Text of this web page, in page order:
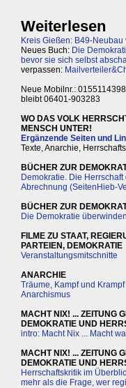
Weiterlesen
Kreis Gießen: B49-Neubau
Neues Buch: Die
bevor sie sich selbst
verpassen:
Neue Mobilnr.:
bleibt 06401-903283
WO DAS VOLK
MENSCH UNTER!
Ergänzende Seiten und
Texte, Anarchie,
BÜCHER ZUR
Demokratie. Die Herrschaft
Abrechnung (SeitenHieb-
BÜCHER ZUR
Die Demokratie überwinden
FILME ZU STAAT,
PARTEIEN, DEMOKRATIE
Veranstaltungsmitschnitte
ANARCHIE
Träume, Kampf und
Anarchismus
MACHT NIX! ... ZEITUNG
DEMOKRATIE UND
intro: Macht Nix ... Macht
MACHT NIX! ... ZEITUNG
DEMOKRATIE UND
Herrschaftskritik im
mehr als die Frage, wer